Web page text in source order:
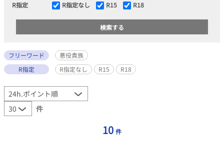
R指定 R指定なし R15 R18
フリーワード
悪役貴族
R指定
R指定なし R15 R18
件
10 件